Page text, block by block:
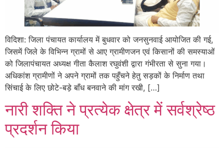
विदिशा: जिला पंचायत कार्यालय में बुधवार को जनसुनवाई आयोजित की गई,
जिसमें जिले के विभिन्न ग्रामों से आए ग्रामीणजन एवं किसानों की समस्याओं
को जिलापंचायत अध्यक्ष गीता कैलाश रघुवंशी द्वारा गंभीरता से सुना गया।
अधिकांश ग्रामीणों ने अपने ग्रामों तक पहुँचने हेतु सड़कों के निर्माण तथा
सिंचाई के लिए छोटे-बड़े बाँध बनवाने की मांग रखी, […]
नारी शक्ति ने प्रत्येक क्षेत्र में सर्वश्रेष्ठ
प्रदर्शन किया